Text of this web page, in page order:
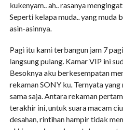
kukenyam.. ah.. rasanya
Seperti kelapa muda.. yang muda
asin-asinnya.
Pagi itu kami terbangun jam 7
langsung pulang. Kamar VIP ini
Besoknya aku berkesempatan
rekaman SONY ku. Ternyata
sama saja. Antara rekaman
terakhir ini, untuk suara macam
desahan, rintihan hampir tidak